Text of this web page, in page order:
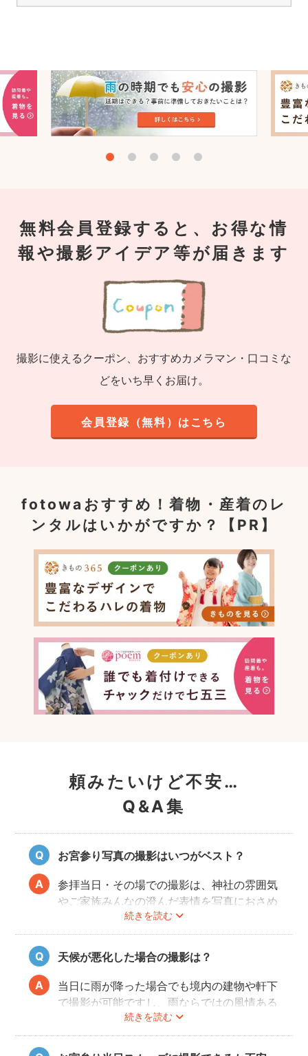
無料会員登録すると、お得な情
報や撮影アイデア等が届きます
撮影に使えるクーポン、おすすめカメラマン・口コミな
どをいち早くお届け。
会員登録（無料）はこちら
fotowaおすすめ！着物・産着のレ
ンタルはいかがですか？【PR】
頼みたいけど不安…
Q&A集
お宮参り写真の撮影はいつがベスト？
続きを読む
参拝当日・その場での撮影は、神社の雰囲気
やご家族みんなの澄んだ表情を写真におさめ
ることできオススメですが、当日は慌ただし
くて撮影はちょっと…という場合でも、出発
前のご自宅や参拝後のお食事会など想い出に
残る記念写真を撮影できます。
天候が悪化した場合の撮影は？
続きを読む
当日に雨が降った場合でも境内の建物や軒下
で撮影が可能ですし、雨ならではの風情ある
写真にも仕上がります。
また、撮影の実施が難しいと判断される天候
不良の場合、事前にフォトグラファーと決行